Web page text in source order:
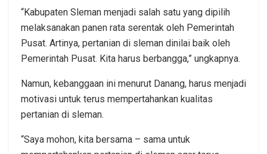
“Kabupaten Sleman menjadi salah satu yang dipilih
melaksanakan panen rata serentak oleh Pemerintah
Pusat. Artinya, pertanian di sleman dinilai baik oleh
Pemerintah Pusat. Kita harus berbangga,” ungkapnya.
Namun, kebanggaan ini menurut Danang, harus menjadi
motivasi untuk terus mempertahankan kualitas
pertanian di sleman.
“Saya mohon, kita bersama – sama untuk